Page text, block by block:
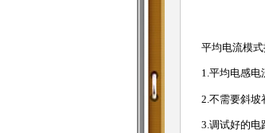
平均电流模
1.平均电感
2.不需要斜
3.调试好的